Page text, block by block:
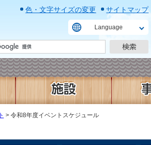
色・文字サイズの変更 サイトマップ
Language
> 令和8年度イベントスケジュール